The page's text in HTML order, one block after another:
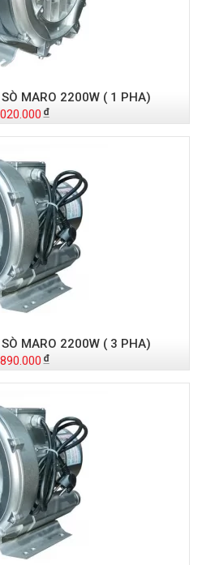
MARO 2200W ( 1 PHA)
MARO 2200W ( 3 PHA)